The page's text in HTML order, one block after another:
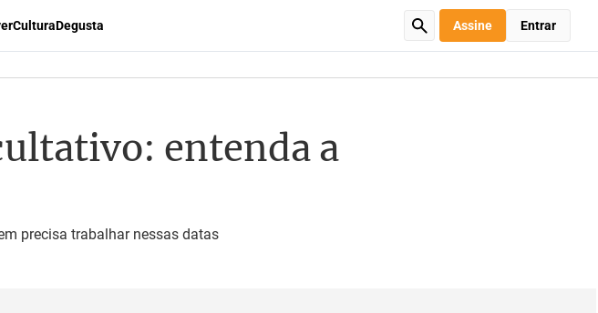
CulturaDegusta Assine Entrar
entenda a
precisa trabalhar nessas datas